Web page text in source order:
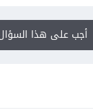
أجب على هذا السؤال